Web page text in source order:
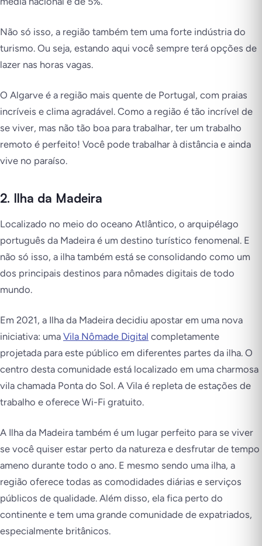
Não só isso, a região também tem uma forte indústria do
turismo. Ou seja, estando aqui você sempre terá opções de
lazer nas horas vagas.
O Algarve é a região mais quente de Portugal, com praias
incríveis e clima agradável. Como a região é tão incrível de
se viver, mas não tão boa para trabalhar, ter um trabalho
remoto é perfeito! Você pode trabalhar à distância e ainda
vive no paraíso.
2. Ilha da Madeira
Localizado no meio do oceano Atlântico, o arquipélago
português da Madeira é um destino turístico fenomenal. E
não só isso, a ilha também está se consolidando como um
dos principais destinos para nômades digitais de todo
mundo.
Em 2021, a Ilha da Madeira decidiu apostar em uma nova
iniciativa: uma Vila Nômade Digital completamente
projetada para este público em diferentes partes da ilha. O
centro desta comunidade está localizado em uma charmosa
vila chamada Ponta do Sol. A Vila é repleta de estações de
trabalho e oferece Wi-Fi gratuito.
A Ilha da Madeira também é um lugar perfeito para se viver
se você quiser estar perto da natureza e desfrutar de tempo
ameno durante todo o ano. E mesmo sendo uma ilha, a
região oferece todas as comodidades diárias e serviços
públicos de qualidade. Além disso, ela fica perto do
continente e tem uma grande comunidade de expatriados,
especialmente britânicos.